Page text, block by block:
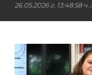
26.05.2026 г. 13:48:58 ч.